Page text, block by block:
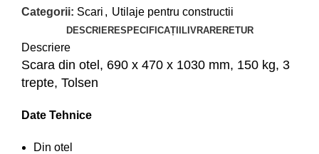
Categorii: Scari , Utilaje pentru constructii
DESCRIERESPECIFICAȚII LIVRARE RETUR
Descriere
Scara din otel, 690 x 470 x 1030 mm, 150 kg, 3
trepte, Tolsen
Date Tehnice
Din otel